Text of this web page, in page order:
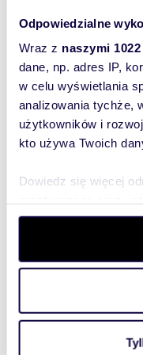
Odpowiedzialne
Wraz z naszymi
dane, np. adres IP,
w celu wyświetlania
analizowania tychże,
użytkowników i
kto używa Twoich
Dowiedz się więcej
szczegółów. W
wycofać swoją zgodę
aby oferować
witrynie. Informacje
analitycznym.